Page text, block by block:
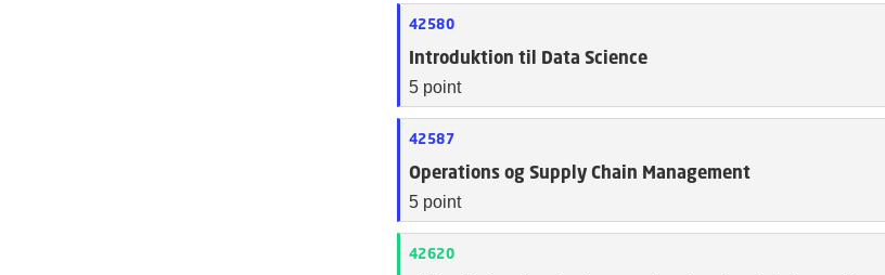
42580
Introduktion til Data Science
5 point
42587
Operations og Supply Chain Management
5 point
42620